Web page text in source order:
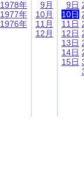
1978年
1977年
1976年
9月
10月
11月
12月
9日
10日
11日
12日
13日
14日
15日